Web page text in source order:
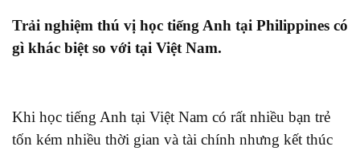
Trải nghiệm thú vị học tiếng Anh tại Philippines có
gì khác biệt so với tại Việt Nam.
Khi học tiếng Anh tại Việt Nam có rất nhiều bạn trẻ
tốn kém nhiều thời gian và tài chính nhưng kết thúc